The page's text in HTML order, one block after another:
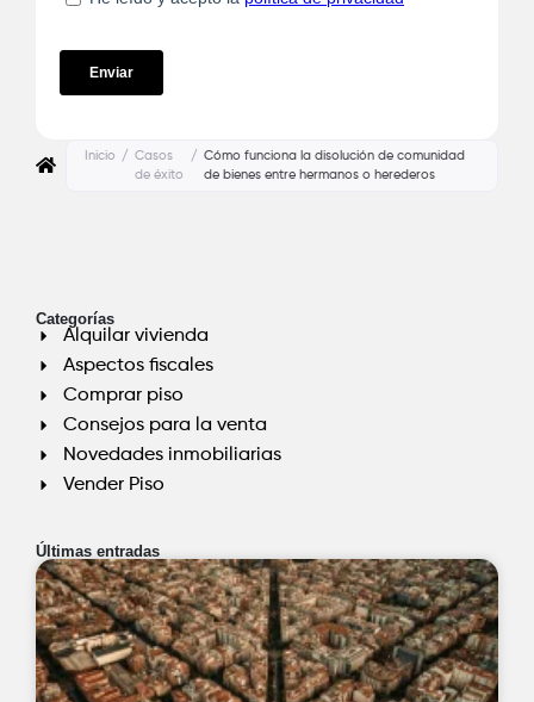
Inicio / Casos
de éxito
/ Cómo funciona la disolución de comunidad
de bienes entre hermanos o herederos
Categorías
Alquilar vivienda
Aspectos fiscales
Comprar piso
Consejos para la venta
Novedades inmobiliarias
Vender Piso
Últimas entradas